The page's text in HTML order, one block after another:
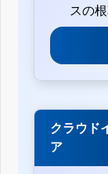
スの
クラウド
ア